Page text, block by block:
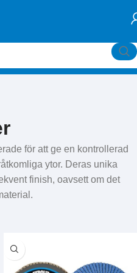
för att ge en kontrollerad
ytor. Deras unika
finish, oavsett om det